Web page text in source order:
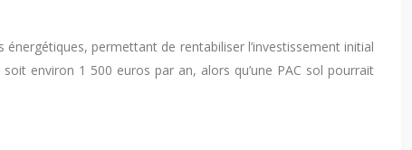
permettant de rentabiliser l’investissement initial
environ 1 500 euros par an, alors qu’une PAC sol pourrait